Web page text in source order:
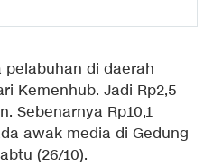
pelabuhan di daerah
Kemenhub. Jadi Rp2,5
Sebenarnya Rp10,1
awak media di Gedung
(26/10).